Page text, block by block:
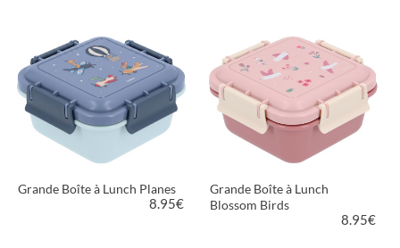
Grande Boîte à Lunch Planes
8.95€
Grande Boîte à Lunch
Blossom Birds
8.95€